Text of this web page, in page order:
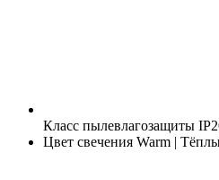
Класс пылевлагозащиты
Цвет свечения Warm |